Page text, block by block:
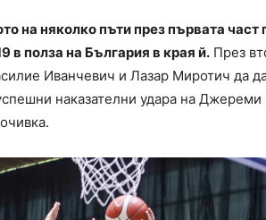
на няколко пъти през първата част
в полза на България в края й. През
Иванчевич и Лазар Миротич да
наказателни удара на Джереми